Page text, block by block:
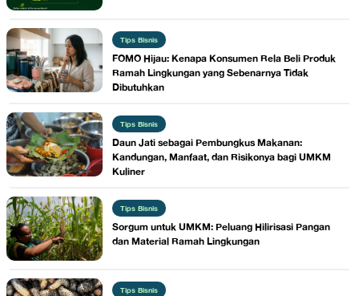
Tips Bisnis
FOMO Hijau: Kenapa Konsumen Rela Beli Produk
Ramah Lingkungan yang Sebenarnya Tidak
Dibutuhkan
Tips Bisnis
Daun Jati sebagai Pembungkus Makanan:
Kandungan, Manfaat, dan Risikonya bagi UMKM
Kuliner
Tips Bisnis
Sorgum untuk UMKM: Peluang Hilirisasi Pangan
dan Material Ramah Lingkungan
Tips Bisnis